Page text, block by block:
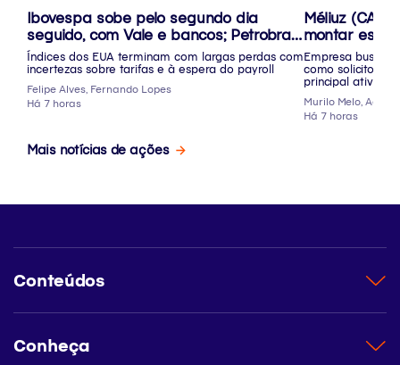
Ibovespa sobe pelo segundo dia
seguido, com Vale e bancos; Petrobras
cai
Índices dos EUA terminam com largas perdas com
incertezas sobre tarifas e à espera do payroll
Felipe Alves, Fernando Lopes
Há 7 horas
Méliuz
montar
Bitcoin
Empresa busca
como solicitou
principal ativo
Murilo Melo,
Há 7 horas
Mais notícias de ações
Conteúdos
Conheça